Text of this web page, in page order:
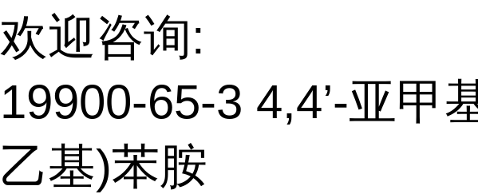
欢迎咨询:
19900-65-3 4,4’-亚甲
乙基)苯胺